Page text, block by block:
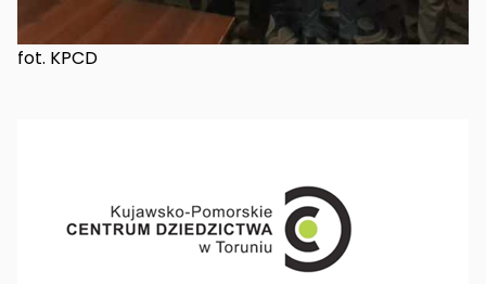
fot. KPCD